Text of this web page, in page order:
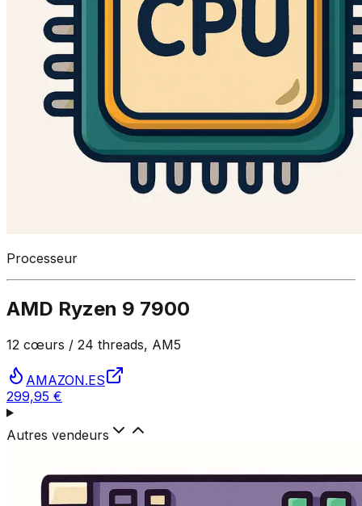
Processeur
AMD Ryzen 9 7900
12 cœurs / 24 threads, AM5
AMAZON.ES
299,95 €
Autres vendeurs